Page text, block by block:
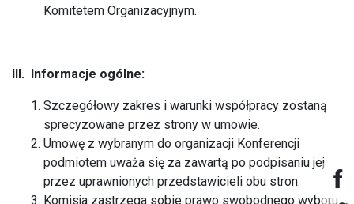
Komitetem Organizacyjnym.
III. Informacje ogólne:
Szczegółowy zakres i warunki współpracy zostaną
sprecyzowane przez strony w umowie.
Umowę z wybranym do organizacji Konferencji
podmiotem uważa się za zawartą po podpisaniu jej
przez uprawnionych przedstawicieli obu stron.
Komisja zastrzega sobie prawo swobodnego wyboru